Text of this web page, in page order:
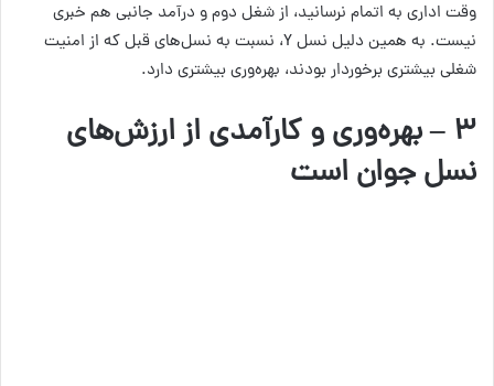
وقت اداری به اتمام نرسانید، از شغل دوم و درآمد جانبی هم خبری
نیست. به همین دلیل نسل Y، نسبت به نسل‌های قبل که از امنیت
شغلی بیشتری برخوردار بودند، بهره‌وری بیشتری دارد.
۳ – بهره‌وری و کارآمدی از ارزش‌های
نسل جوان است